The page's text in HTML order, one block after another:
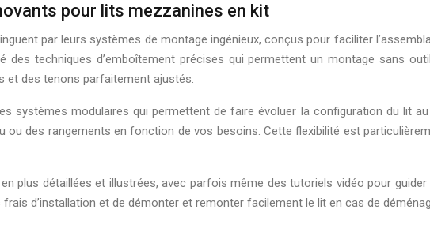
pour lits mezzanines en kit
par leurs systèmes de montage ingénieux, conçus pour faciliter
des techniques d’emboîtement précises qui permettent un montage sans
et des tenons parfaitement ajustés.
systèmes modulaires qui permettent de faire évoluer la configuration du lit
ou des rangements en fonction de vos besoins. Cette flexibilité est
plus détaillées et illustrées, avec parfois même des tutoriels vidéo pour guider
d’installation et de démonter et remonter facilement le lit en cas de